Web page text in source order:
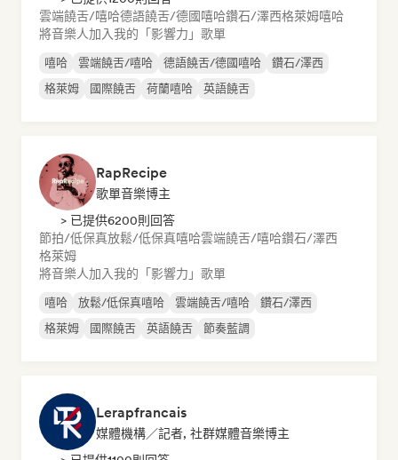
雲端饒舌/嘻哈德語饒舌/德國嘻哈鑽石/澤西格萊姆嘻哈
將音樂人加入我的「影響力」歌單
嘻哈 雲端饒舌/嘻哈 德語饒舌/德國嘻哈
鑽石/澤西
格萊姆
國際饒舌 荷蘭嘻哈 英語饒舌
RapRecipe
歌單音樂博主
> 已提供6200則回答
節拍/低保真放鬆/低保真嘻哈雲端饒舌/嘻哈鑽石/澤西
格萊姆
將音樂人加入我的「影響力」歌單
嘻哈 放鬆/低保真嘻哈 雲端饒舌/嘻哈
鑽石/澤西
格萊姆
國際饒舌 英語饒舌 節奏藍調
Lerapfrancais
媒體機構／記者, 社群媒體音樂博主